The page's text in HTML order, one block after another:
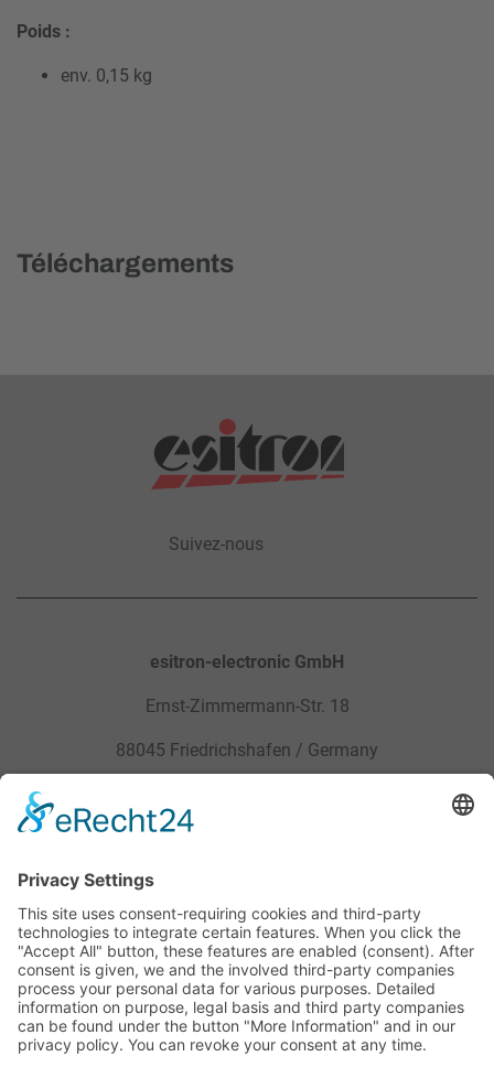
Poids :
env. 0,15 kg
Téléchargements
Suivez-nous
esitron-electronic GmbH
Ernst-Zimmermann-Str. 18
88045 Friedrichshafen / Germany
Sitemap
Service
Carrière
Contact
Téléchargements
CGV
Mentions légales